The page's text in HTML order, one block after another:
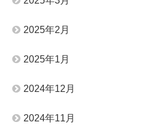
2025年2月
2025年1月
2024年12月
2024年11月